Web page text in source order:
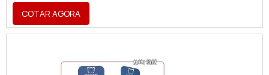
procedimentos que, antes, eram feitos
manualmente. Os painéis elétricos de
automação são de maior destaque nos
acordo com a necessidade, a rotina ou até
COTAR AGORA